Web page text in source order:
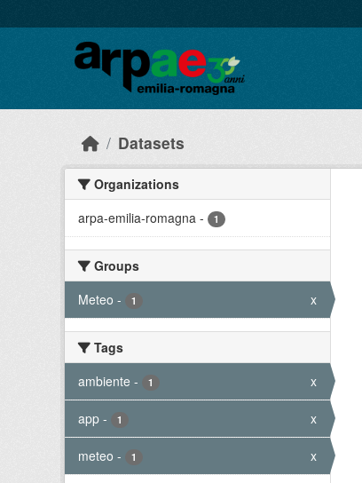
Datasets
Organizations
arpa-emilia-romagna - 1
Groups
Meteo - 1 x
Tags
ambiente - 1 x
app - 1 x
meteo - 1 x